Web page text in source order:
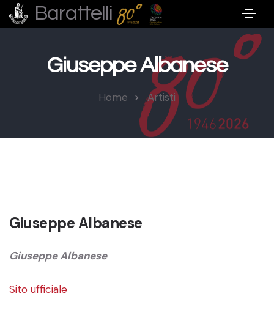
Barattelli
Giuseppe Albanese
Home Artisti
Giuseppe Albanese
Giuseppe Albanese
Sito ufficiale